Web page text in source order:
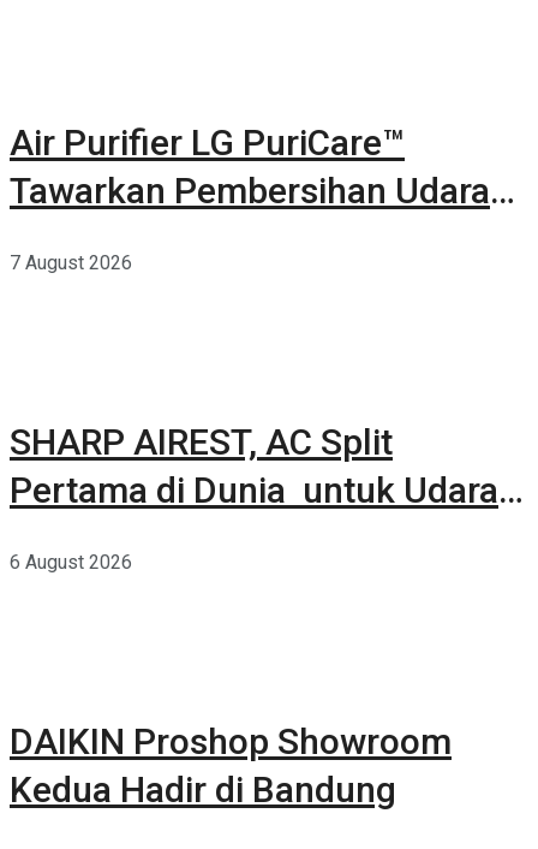
Air Purifier LG PuriCare™
Tawarkan Pembersihan Udara
7 August 2026
SHARP AIREST, AC Split
Pertama di Dunia untuk Udara
6 August 2026
DAIKIN Proshop Showroom
Kedua Hadir di Bandung